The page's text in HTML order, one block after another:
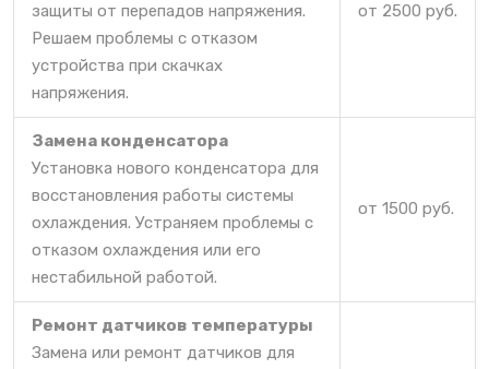
защиты от перепадов напряжения.
Решаем проблемы с отказом
устройства при скачках
напряжения.
от 2500 руб.
Замена конденсатора
Установка нового конденсатора для
восстановления работы системы
охлаждения. Устраняем проблемы с
отказом охлаждения или его
нестабильной работой.
от 1500 руб.
Ремонт датчиков температуры
Замена или ремонт датчиков для